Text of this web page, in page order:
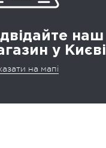
наш
у Києві
на мапі